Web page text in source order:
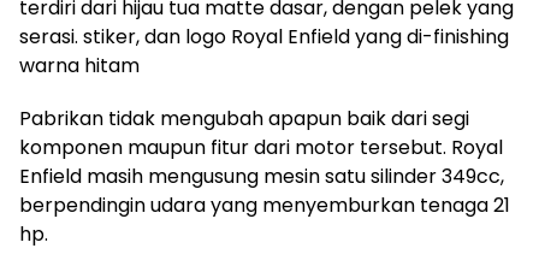
terdiri dari hijau tua matte dasar, dengan pelek yang
serasi. stiker, dan logo Royal Enfield yang di-finishing
warna hitam
Pabrikan tidak mengubah apapun baik dari segi
komponen maupun fitur dari motor tersebut. Royal
Enfield masih mengusung mesin satu silinder 349cc,
berpendingin udara yang menyemburkan tenaga 21
hp.